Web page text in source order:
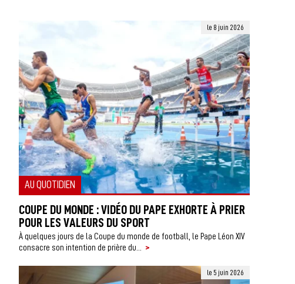
AU QUOTIDIEN
le 8 juin 2026
COUPE DU MONDE : VIDÉO DU PAPE EXHORTE À PRIER
POUR LES VALEURS DU SPORT
À quelques jours de la Coupe du monde de football, le Pape Léon XIV
consacre son intention de prière du... >
le 5 juin 2026